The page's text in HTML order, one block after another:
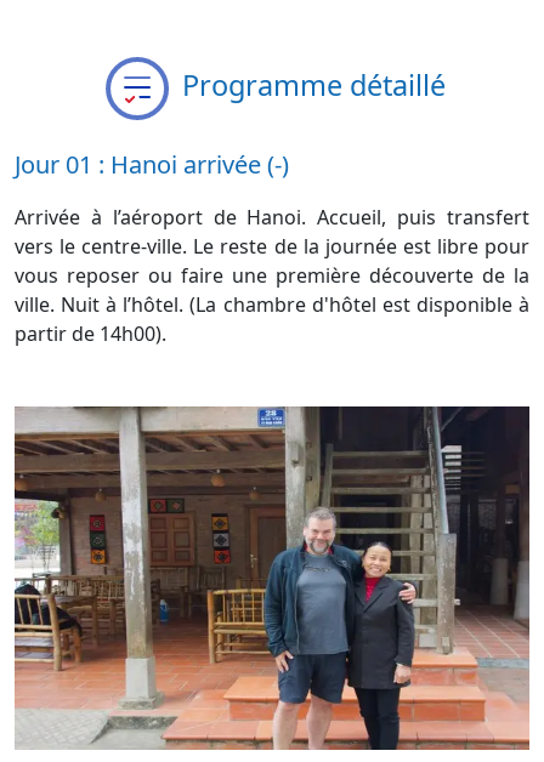
Programme détaillé
Jour 01 : Hanoi arrivée (-)
Arrivée à l’aéroport de Hanoi. Accueil, puis transfert
vers le centre-ville. Le reste de la journée est libre pour
vous reposer ou faire une première découverte de la
ville. Nuit à l’hôtel. (La chambre d'hôtel est disponible à
partir de 14h00).